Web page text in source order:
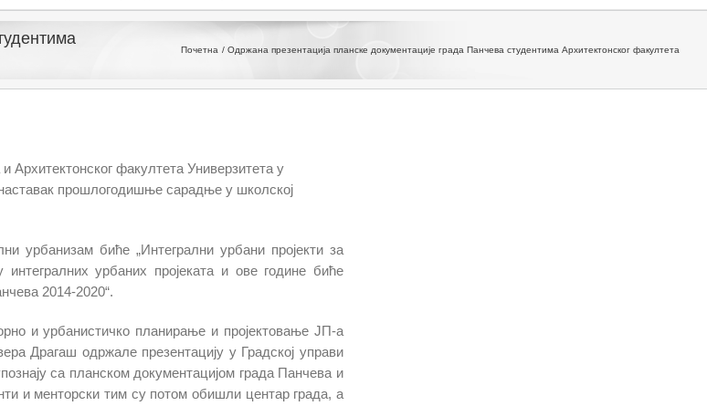
Почетна Одржана презентација планске документације града Панчева студентима Архитектонског факултета
факултета Универзитета у
прошлогодишње сарадње у школској
урбанизам биће „Интегрални урбани пројекти за
урбаних пројеката и ове године биће
2014-2020“.
и урбанистичко планирање и пројектовање ЈП-а
Драгаш одржале презентацију у Градској управи
са планском документацијом града Панчева и
и менторски тим су потом обишли центар града, а